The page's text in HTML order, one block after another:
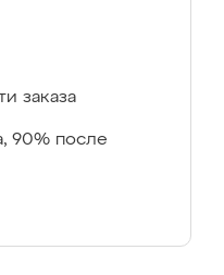
заказа
90% после